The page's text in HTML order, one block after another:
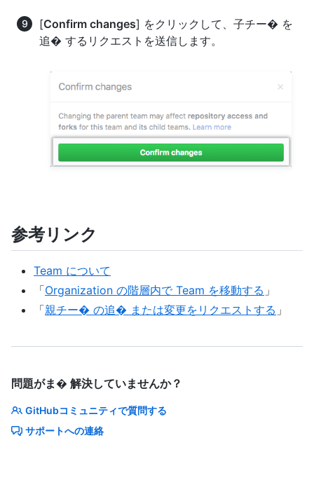
[Confirm changes] をクリックして、子チー� を
追� するリクエストを送信します。
参考リンク
Team について
「Organization の階層内で Team を移動する 」
「親チー� の追� または変更をリクエストする 」
問題がま� 解決していませんか？
GitHubコミュニティで質問する
サポートへの連絡